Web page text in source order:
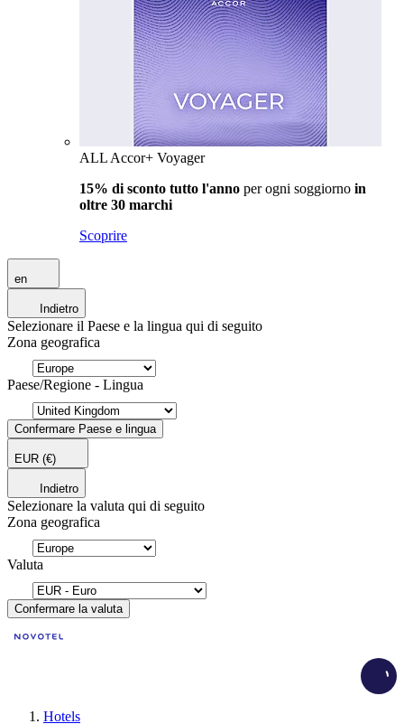
ALL Accor+ Voyager
15% di sconto tutto l'anno per ogni soggiorno in
oltre 30 marchi
Scoprire
en
Indietro
Selezionare il Paese e la lingua qui di seguito
Zona geografica
Paese/Regione - Lingua
Confermare Paese e lingua
EUR (€)
Indietro
Selezionare la valuta qui di seguito
Zona geografica
Valuta
Confermare la valuta
Hotels